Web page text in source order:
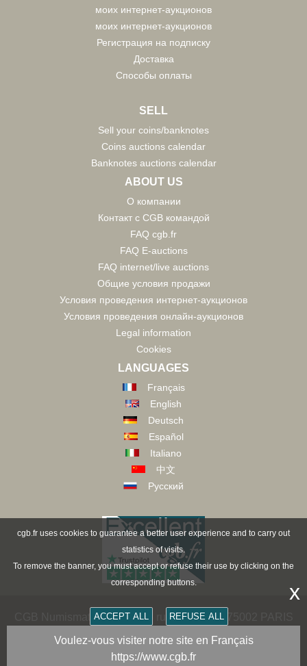
моих интернет-аукционов
моих интернет-аукционов
Регистрация на подписку
Доставка
Способы оплаты
SELL
Sell your coins/banknotes
Coins auctions calendar
Banknotes auctions calendar
ABOUT US
О компании
Контакт с CGB командой
FAQ cgb.fr
FAQ E-auctions
FAQ internet/live auctions
Общие условия продажи
Условия проведения интернет-аукционов
Условия проведения онлайн-аукционов
Legal information
Cookies
LANGUAGES
Français
English
Deutsch
Español
Italiano
中文
Русский
CGB Numismatics Paris - 36 rue Vivienne - 75002 PARIS
FRANCE -contact@cgb.fr
Copyright @1997-2025 - All Rights Reserved
cgb.fr uses cookies to guarantee a better user experience and to carry out
statistics of visits.
To remove the banner, you must accept or refuse their use by clicking on the
corresponding buttons.
ACCEPT ALL REFUSE ALL
x
Voulez-vous visiter notre site en Français
https://www.cgb.fr